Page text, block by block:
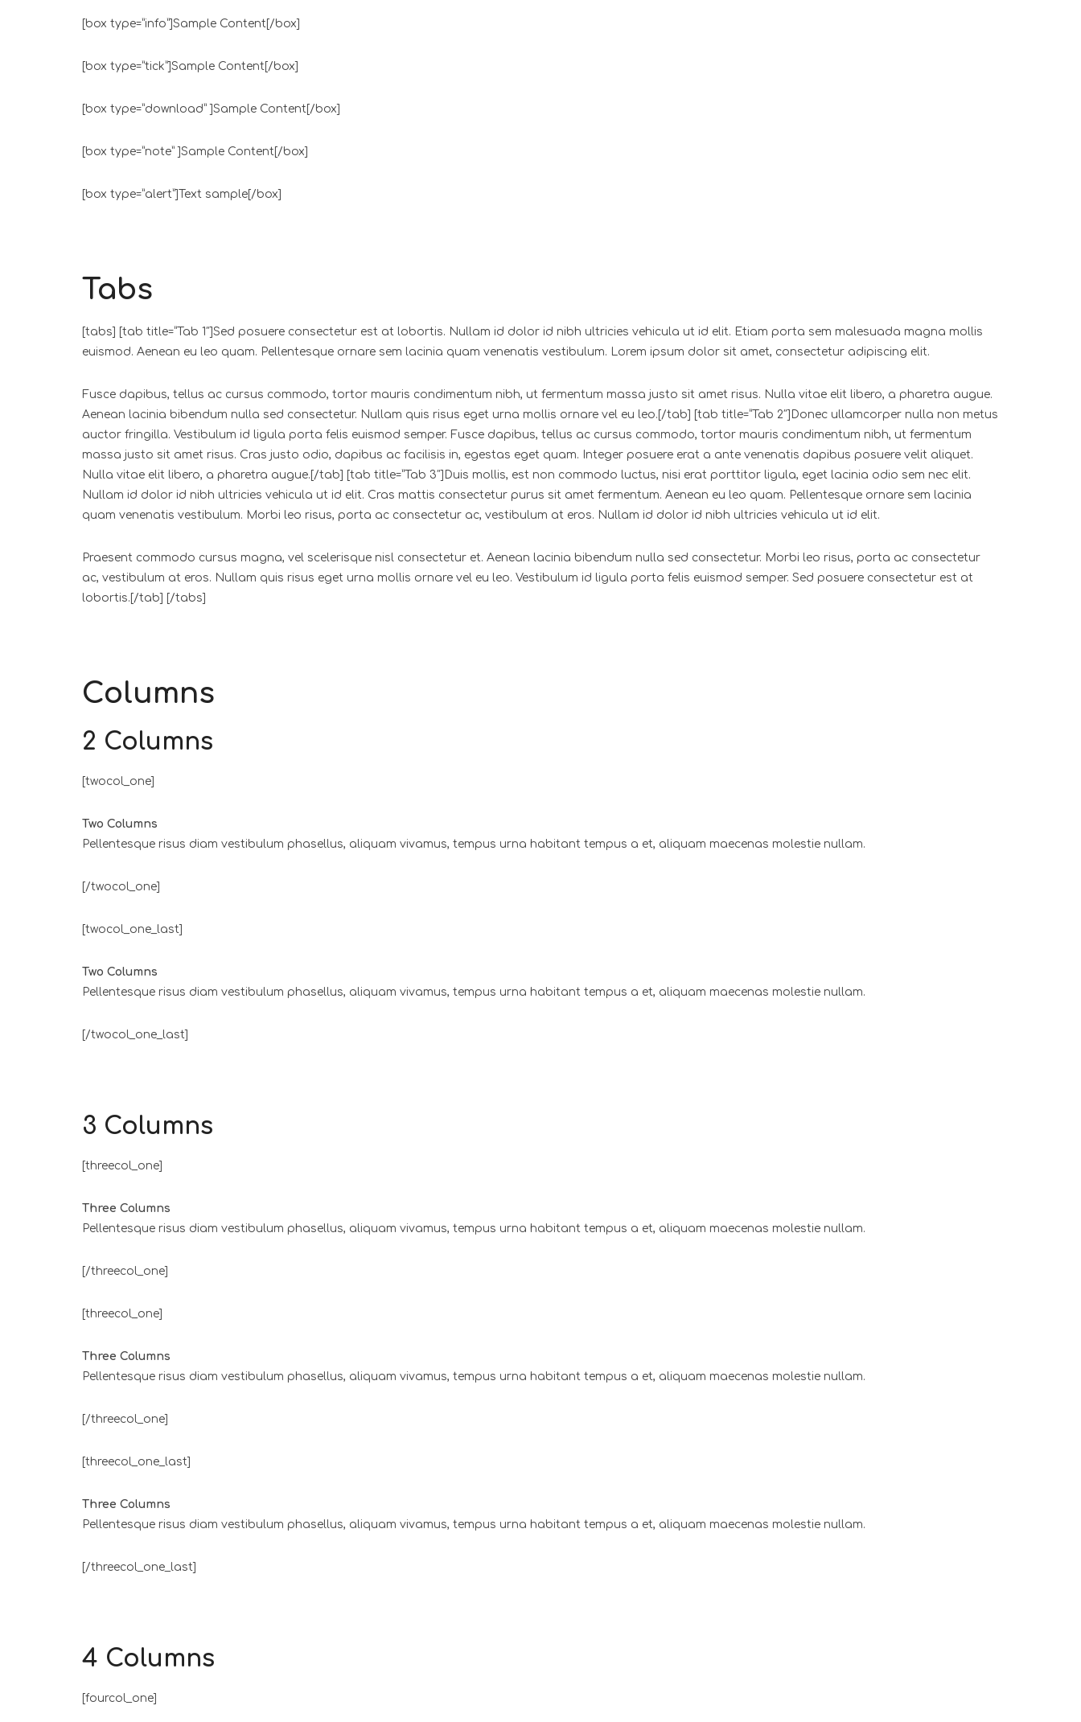
[box type=”info”]Sample Content[/box]
[box type=”tick”]Sample Content[/box]
[box type=”download” ]Sample Content[/box]
[box type=”note” ]Sample Content[/box]
[box type=”alert”]Text sample[/box]
Tabs
[tabs] [tab title=”Tab 1″]Sed posuere consectetur est at lobortis. Nullam id dolor id nibh ultricies vehicula ut id elit. Etiam porta sem malesuada magna mollis
euismod. Aenean eu leo quam. Pellentesque ornare sem lacinia quam venenatis vestibulum. Lorem ipsum dolor sit amet, consectetur adipiscing elit.
Fusce dapibus, tellus ac cursus commodo, tortor mauris condimentum nibh, ut fermentum massa justo sit amet risus. Nulla vitae elit libero, a pharetra augue.
Aenean lacinia bibendum nulla sed consectetur. Nullam quis risus eget urna mollis ornare vel eu leo.[/tab] [tab title=”Tab 2″]Donec ullamcorper nulla non metus
auctor fringilla. Vestibulum id ligula porta felis euismod semper. Fusce dapibus, tellus ac cursus commodo, tortor mauris condimentum nibh, ut fermentum
massa justo sit amet risus. Cras justo odio, dapibus ac facilisis in, egestas eget quam. Integer posuere erat a ante venenatis dapibus posuere velit aliquet.
Nulla vitae elit libero, a pharetra augue.[/tab] [tab title=”Tab 3″]Duis mollis, est non commodo luctus, nisi erat porttitor ligula, eget lacinia odio sem nec elit.
Nullam id dolor id nibh ultricies vehicula ut id elit. Cras mattis consectetur purus sit amet fermentum. Aenean eu leo quam. Pellentesque ornare sem lacinia
quam venenatis vestibulum. Morbi leo risus, porta ac consectetur ac, vestibulum at eros. Nullam id dolor id nibh ultricies vehicula ut id elit.
Praesent commodo cursus magna, vel scelerisque nisl consectetur et. Aenean lacinia bibendum nulla sed consectetur. Morbi leo risus, porta ac consectetur
ac, vestibulum at eros. Nullam quis risus eget urna mollis ornare vel eu leo. Vestibulum id ligula porta felis euismod semper. Sed posuere consectetur est at
lobortis.[/tab] [/tabs]
Columns
2 Columns
[twocol_one]
Two Columns
Pellentesque risus diam vestibulum phasellus, aliquam vivamus, tempus urna habitant tempus a et, aliquam maecenas molestie nullam.
[/twocol_one]
[twocol_one_last]
Two Columns
Pellentesque risus diam vestibulum phasellus, aliquam vivamus, tempus urna habitant tempus a et, aliquam maecenas molestie nullam.
[/twocol_one_last]
3 Columns
[threecol_one]
Three Columns
Pellentesque risus diam vestibulum phasellus, aliquam vivamus, tempus urna habitant tempus a et, aliquam maecenas molestie nullam.
[/threecol_one]
[threecol_one]
Three Columns
Pellentesque risus diam vestibulum phasellus, aliquam vivamus, tempus urna habitant tempus a et, aliquam maecenas molestie nullam.
[/threecol_one]
[threecol_one_last]
Three Columns
Pellentesque risus diam vestibulum phasellus, aliquam vivamus, tempus urna habitant tempus a et, aliquam maecenas molestie nullam.
[/threecol_one_last]
4 Columns
[fourcol_one]